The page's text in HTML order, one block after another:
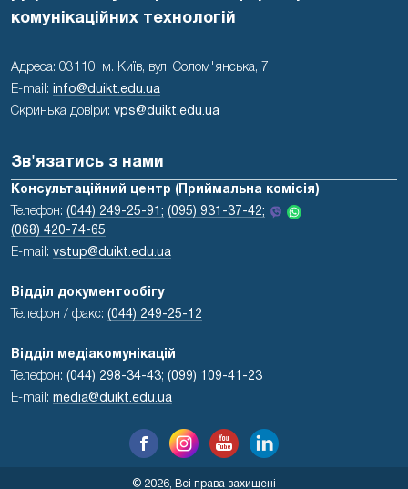
комунікаційних технологій
Адреса: 03110, м. Київ, вул. Солом'янська, 7
E-mail:
info@duikt.edu.ua
Скринька довіри: vps@duikt.edu.ua
Зв'язатись з нами
Консультаційний центр (Приймальна комісія)
Телефон: (044) 249-25-91; (095) 931-37-42;
(068) 420-74-65
E-mail: vstup@duikt.edu.ua
Відділ документообігу
Телефон / факс: (044) 249-25-12
Відділ медіакомунікацій
Телефон: (044) 298-34-43; (099) 109-41-23
E-mail: media@duikt.edu.ua
© 2026, Всі права захищені